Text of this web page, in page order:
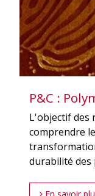
P&C :
L'objectif des
comprendre
durabilité des